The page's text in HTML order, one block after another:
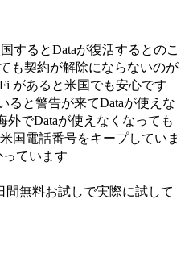
するとDataが復活するとのこ
も契約が解除にならないのが
Fi があると米国でも安心です
と警告が来てDataが使えな
でDataが使えなくなっても
国電話番号をキープしていま
ています
間無料お試しで実際に試して